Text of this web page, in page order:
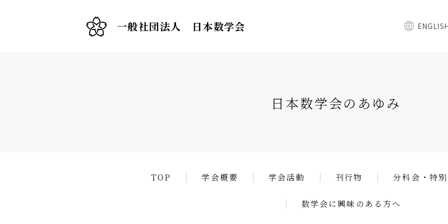
一般社団法人 日本数学会 ENGLISH
日本数学会のあゆみ
TOP 学会概要 学会活動 刊行物 分科会・特
数学会に興味のある方へ